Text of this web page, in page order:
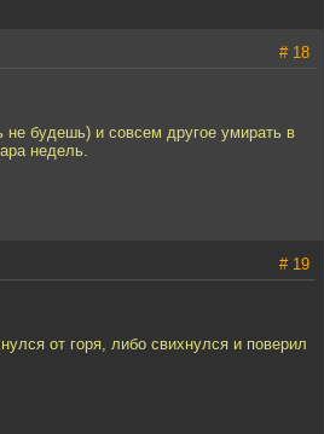
# 18
не будешь) и совсем другое умирать в
недель.
# 19
от горя, либо свихнулся и поверил